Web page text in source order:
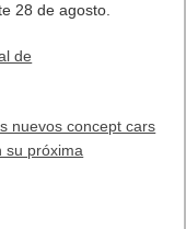
28 de agosto.
de
nuevos concept cars
su próxima